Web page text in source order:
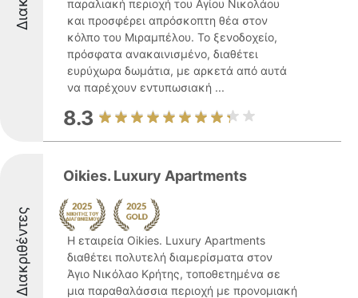
παραλιακή περιοχή του Αγίου Νικολάου
και προσφέρει απρόσκοπτη θέα στον
κόλπο του Μιραμπέλου. Το ξενοδοχείο,
πρόσφατα ανακαινισμένο, διαθέτει
ευρύχωρα δωμάτια, με αρκετά από αυτά
να παρέχουν εντυπωσιακή ...
8.3
Διακριθέντες
Oikies. Luxury Apartments
Η εταιρεία Oikies. Luxury Apartments
διαθέτει πολυτελή διαμερίσματα στον
Άγιο Νικόλαο Κρήτης, τοποθετημένα σε
μια παραθαλάσσια περιοχή με προνομιακή